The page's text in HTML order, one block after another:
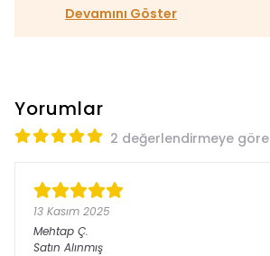
Devamını Göster
Yorumlar
2 değerlendirmeye göre
13 Kasım 2025
Mehtap Ç.
Satın Alınmış